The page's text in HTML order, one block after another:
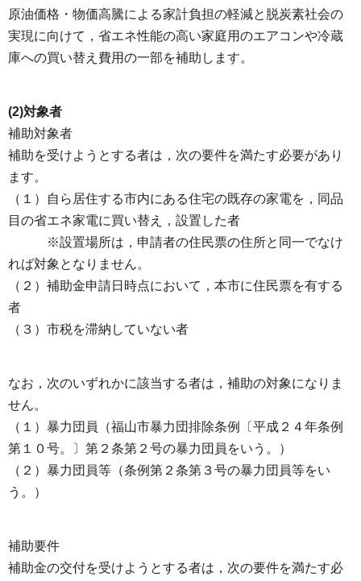
原油価格・物価高騰による家計負担の軽減と脱炭素社会の
実現に向けて，省エネ性能の高い家庭用のエアコンや冷蔵
庫への買い替え費用の一部を補助します。
(2)対象者
補助対象者
補助を受けようとする者は，次の要件を満たす必要があり
ます。
（１）自ら居住する市内にある住宅の既存の家電を，同品
目の省エネ家電に買い替え，設置した者
​ ※設置場所は，申請者の住民票の住所と同一でなけ
れば対象となりません。
（２）補助金申請日時点において，本市に住民票を有する
者
（３）市税を滞納していない者
なお，次のいずれかに該当する者は，補助の対象になりま
せん。
（１）暴力団員（福山市暴力団排除条例〔平成２４年条例
第１０号。〕第２条第２号の暴力団員をいう。）
（２）暴力団員等（条例第２条第３号の暴力団員等をい
う。）
補助要件
補助金の交付を受けようとする者は，次の要件を満たす必